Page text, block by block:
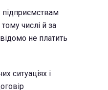
підприємствам
числі й за
не платить
ситуаціях і